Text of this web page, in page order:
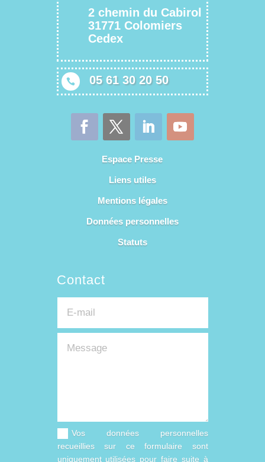
2 chemin du Cabirol
31771 Colomiers
Cedex
 05 61 30 20 50
Espace Presse
Liens utiles
Mentions légales
Données personnelles
Statuts
Contact
Vos données personnelles
recueillies sur ce formulaire sont
uniquement utilisées pour faire suite à